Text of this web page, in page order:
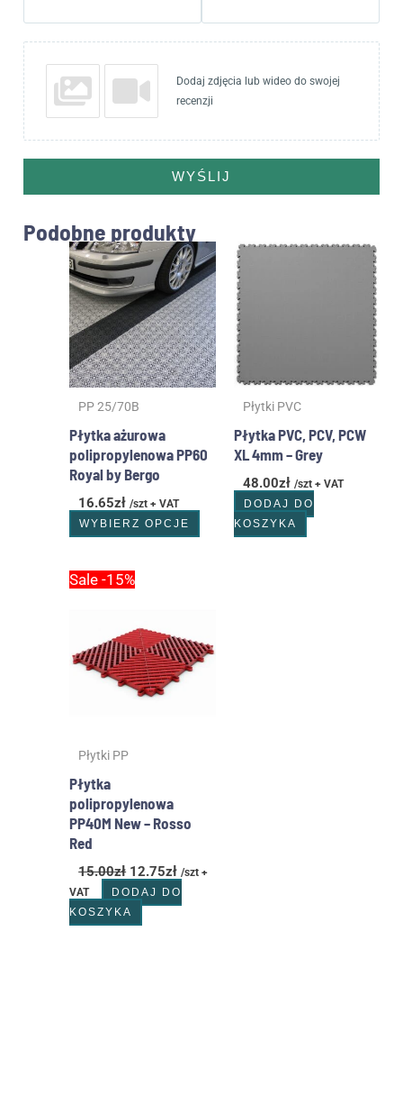
Dodaj zdjęcia lub wideo do swojej
recenzji
WYŚLIJ
Podobne produkty
PP 25/70B
Płytka ażurowa
polipropylenowa PP60
Royal by Bergo
16.65zł /szt + VAT
WYBIERZ OPCJE
Ten
produkt
ma
wiele
wariantów.
Opcje
można
wybrać
stronie
produktu
Płytki PVC
Płytka PVC, PCV, PCW
XL 4mm – Grey
48.00zł /szt + VAT
DODAJ DO
KOSZYKA
Sale -15%
Płytki PP
Płytka
polipropylenowa
PP40M New – Rosso
Red
15.00zł
Pierwotna
15.00zł.
12.75zł /szt +
VAT
DODAJ DO
KOSZYKA